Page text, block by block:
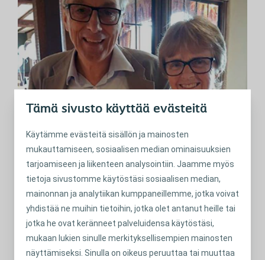
Tämä sivusto käyttää evästeitä
Käytämme evästeitä sisällön ja mainosten
mukauttamiseen, sosiaalisen median ominaisuuksien
tarjoamiseen ja liikenteen analysointiin. Jaamme myös
tietoja sivustomme käytöstäsi sosiaalisen median,
mainonnan ja analytiikan kumppaneillemme, jotka voivat
yhdistää ne muihin tietoihin, jotka olet antanut heille tai
jotka he ovat keränneet palveluidensa käytöstäsi,
mukaan lukien sinulle merkityksellisempien mainosten
näyttämiseksi. Sinulla on oikeus peruuttaa tai muuttaa